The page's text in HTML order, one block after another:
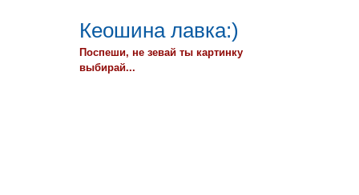
Кеошина лавка:)
Поспеши, не зевай ты картинку
выбирай...